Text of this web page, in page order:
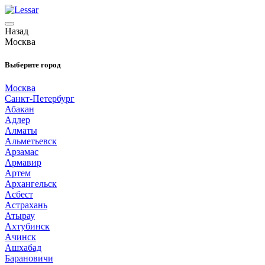
Назад
Москва
Выберите город
Москва
Санкт-Петербург
Абакан
Адлер
Алматы
Альметьевск
Арзамас
Армавир
Артем
Архангельск
Асбест
Астрахань
Атырау
Ахтубинск
Ачинск
Ашхабад
Барановичи